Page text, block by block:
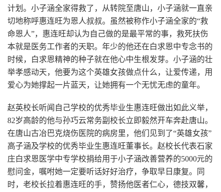
计划。小子涵全家得救了，从转院至唐山，小子涵就一直亲
切地称呼惠连旺为恩人叔叔。虽然被称作小子涵全家的“救
命恩人”，惠连旺却认为自己做的是最平常的事，救死扶伤
本就是医务工作者的天职。年少的他还在白求恩中专念书的
时候，白求恩精神的种子就在他心中生根发芽。小子涵的壮
举孝感动天，他要为这个英雄女孩做点什么，让爱传递，用
爱心为她撑起一片蓝天，让她拥有一个无忧无虑的童年。
赵英校长听闻自己学校的优秀毕业生惠连旺做出如此义举，
82岁高龄的他与孙巧云常务副校长立即毅然开车奔赴唐山。
在唐山古冶巴克烧伤医院的病房里，他们见到了“英雄女孩”
高子涵及学校的优秀毕业生惠连旺董事长。赵校长代表石家
庄白求恩医学中专学校捐给用于小子涵改善营养的5000元的
慰问金，嘱咐她一定要听话好好治疗，争取早日康复。同
时，老校长拉着惠连旺的手，赞扬他医者仁心，德技双馨，